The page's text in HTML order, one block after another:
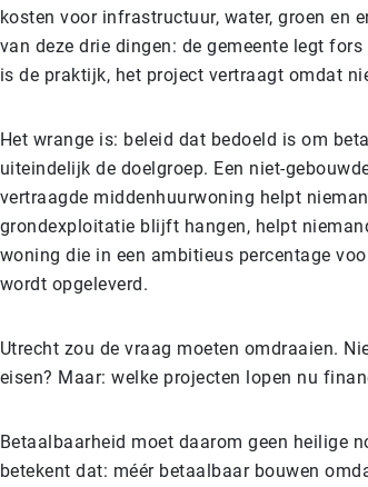
kosten voor infrastructuur, water, groen en
van deze drie dingen: de gemeente legt
is de praktijk, het project vertraagt omdat
Het wrange is: beleid dat bedoeld is om
uiteindelijk de doelgroep. Een niet-
vertraagde middenhuurwoning helpt
grondexploitatie blijft hangen, helpt
woning die in een ambitieus percentage
wordt opgeleverd.
Utrecht zou de vraag moeten omdraaien.
eisen? Maar: welke projecten lopen nu
Betaalbaarheid moet daarom geen heilige
betekent dat: méér betaalbaar bouwen